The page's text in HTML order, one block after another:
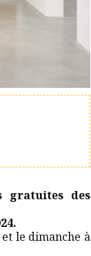
gratuites des
le dimanche à